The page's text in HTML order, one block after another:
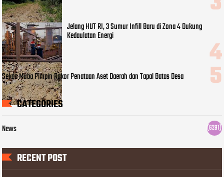
Jelang HUT RI, 3 Sumur Infill Baru di Zona 4 Dukung
Kedaulatan Energi
Sekda Muba Pimpin Rakor Penataan Aset Daerah dan Tapal Batas Desa
CATEGORIES
News (6291)
RECENT POST